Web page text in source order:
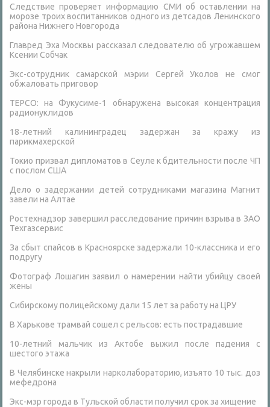
Следствие проверяет информацию СМИ об оставлении на
морозе троих воспитанников одного из детсадов Ленинского
района Нижнего Новгорода
Главред Эха Москвы рассказал следователю об угрожавшем
Ксении Собчак
Экс-сотрудник самарской мэрии Сергей Уколов не смог
обжаловать приговор
ТЕРСО: на Фукусиме-1 обнаружена высокая концентрация
радионуклидов
18-летний калининградец задержан за кражу из
парикмахерской
Токио призвал дипломатов в Сеуле к бдительности после ЧП
с послом США
Дело о задержании детей сотрудниками магазина Магнит
завели на Алтае
Ростехнадзор завершил расследование причин взрыва в ЗАО
Техгазсервис
За сбыт спайсов в Красноярске задержали 10-классника и его
подругу
Фотограф Лошагин заявил о намерении найти убийцу своей
жены
Сибирскому полицейскому дали 15 лет за работу на ЦРУ
В Харькове трамвай сошел с рельсов: есть пострадавшие
10-летний мальчик из Актобе выжил после падения с
шестого этажа
В Челябинске накрыли нарколабораторию, изъято 10 тыс. доз
мефедрона
Экс-мэр города в Тульской области получил срок за хищение